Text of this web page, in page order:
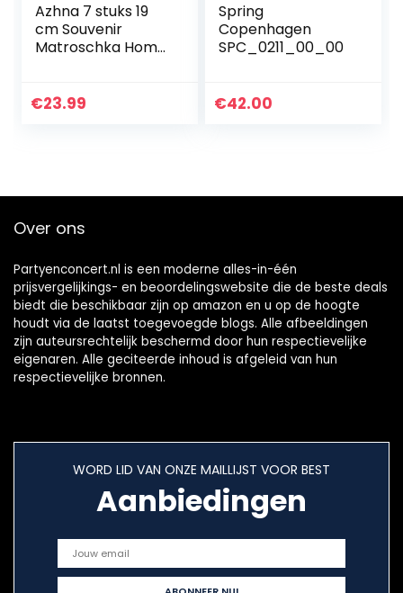
Azhna 7 stuks 19
cm Souvenir
Matroschka Home
Nesting pop met
€23.99
Spring
Copenhagen
SPC_0211_00_00
€42.00
Over ons
Partyenconcert.nl is een moderne alles-in-één
prijsvergelijkings- en beoordelingswebsite die de beste deals
biedt die beschikbaar zijn op amazon en u op de hoogte
houdt via de laatst toegevoegde blogs. Alle afbeeldingen
zijn auteursrechtelijk beschermd door hun respectievelijke
eigenaren. Alle geciteerde inhoud is afgeleid van hun
respectievelijke bronnen.
WORD LID VAN ONZE MAILLIJST VOOR BEST
Aanbiedingen